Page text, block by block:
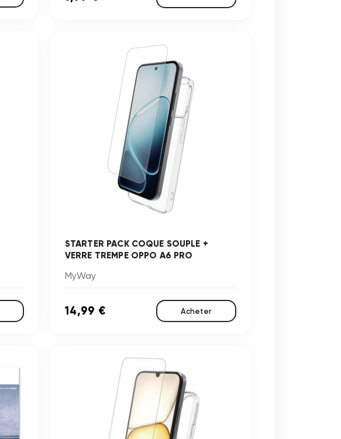
STARTER PACK COQUE SOUPLE +
VERRE TREMPE OPPO A6 PRO
MyWay
14,99 € Acheter